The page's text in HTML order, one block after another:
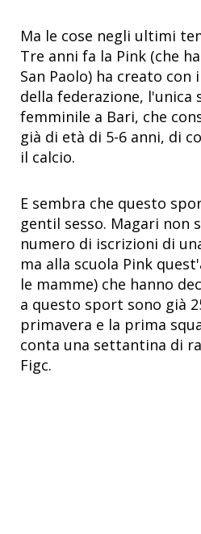
Ma le cose negli ultimi
Tre anni fa la Pink (che
San Paolo) ha creato
della federazione, l'unica
femminile a Bari, che
già di età di 5-6 anni, di
il calcio.
E sembra che questo
gentil sesso. Magari non
numero di iscrizioni di
ma alla scuola Pink
le mamme) che hanno
a questo sport sono già
primavera e la prima
conta una settantina di
Figc.